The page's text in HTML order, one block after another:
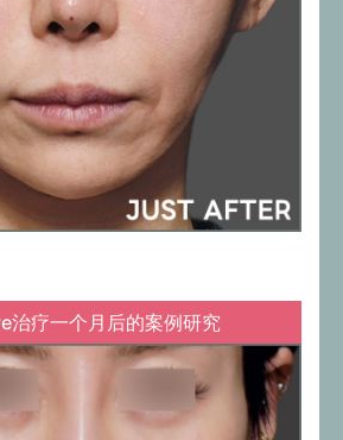
治疗一个月后的案例研究